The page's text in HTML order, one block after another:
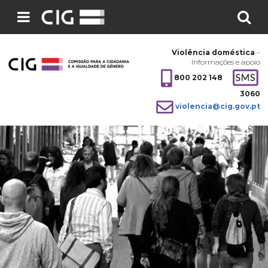
Violência doméstica –
Informações e apoio
800 202 148
3060
violencia@cig.gov.pt
Pesquisar